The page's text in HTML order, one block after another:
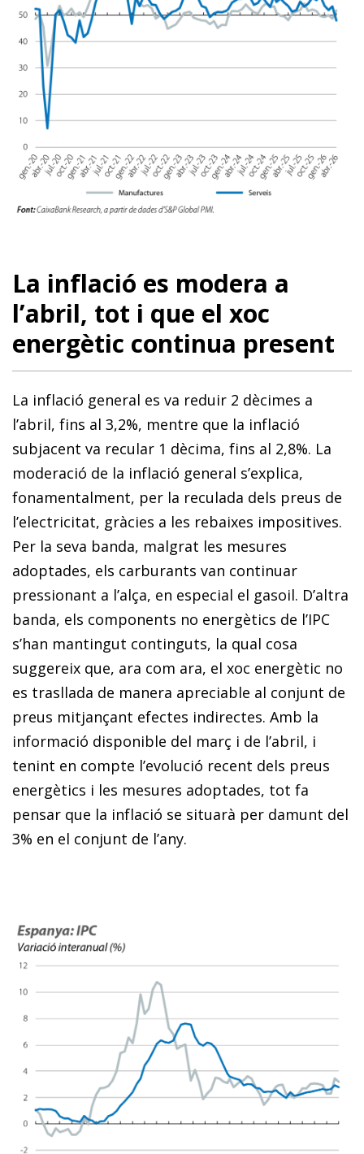
La inflació es modera a
l’abril, tot i que el xoc
energètic continua present
La inflació general es va reduir 2 dècimes a
l’abril, fins al 3,2%, mentre que la inflació
subjacent va recular 1 dècima, fins al 2,8%. La
moderació de la inflació general s’explica,
fonamentalment, per la reculada dels preus de
l’electricitat, gràcies a les rebaixes impositives.
Per la seva banda, malgrat les mesures
adoptades, els carburants van continuar
pressionant a l’alça, en especial el gasoil. D’altra
banda, els components no energètics de l’IPC
s’han mantingut continguts, la qual cosa
suggereix que, ara com ara, el xoc energètic no
es trasllada de manera apreciable al conjunt de
preus mitjançant efectes indirectes. Amb la
informació disponible del març i de l’abril, i
tenint en compte l’evolució recent dels preus
energètics i les mesures adoptades, tot fa
pensar que la inflació se situarà per damunt del
3% en el conjunt de l’any.